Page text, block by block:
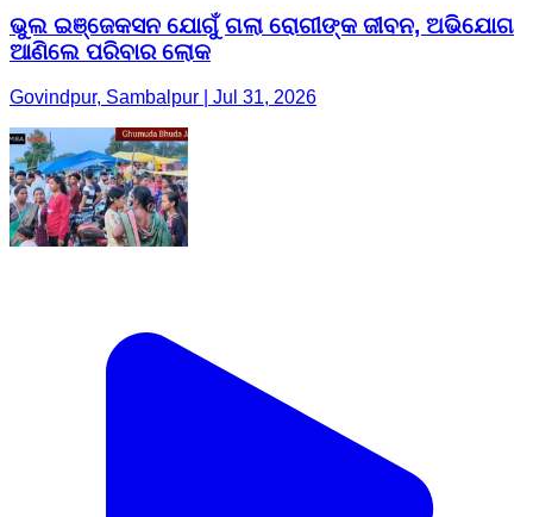
ଭୁଲ ଇଞ୍ଜେକସନ ଯୋଗୁଁ ଗଲା ରୋଗୀଙ୍କ ଜୀବନ, ଅଭିଯୋଗ
ଆଣିଲେ ପରିବାର ଲୋକ
Govindpur, Sambalpur | Jul 31, 2026